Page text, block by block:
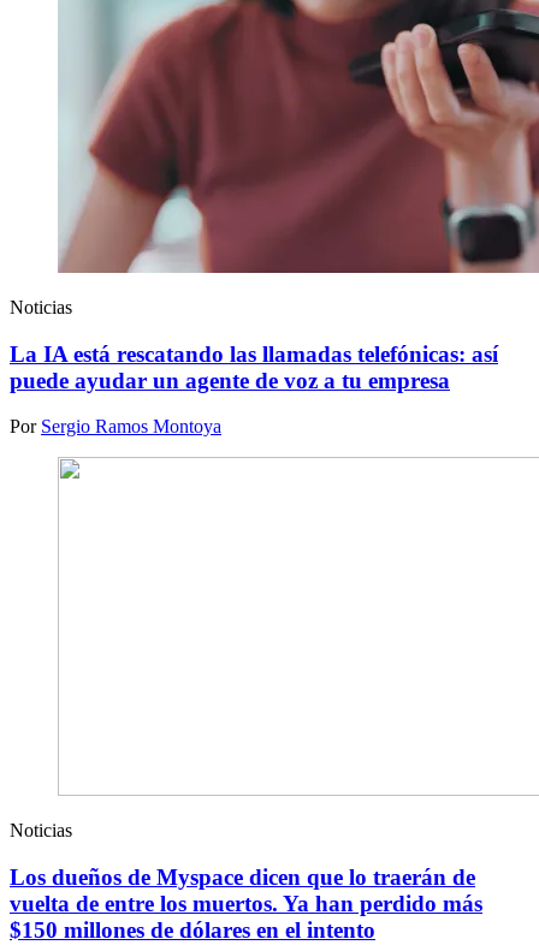
Noticias
La IA está rescatando las llamadas telefónicas: así
puede ayudar un agente de voz a tu empresa
Por Sergio Ramos Montoya
Noticias
Los dueños de Myspace dicen que lo traerán de
vuelta de entre los muertos. Ya han perdido más
$150 millones de dólares en el intento